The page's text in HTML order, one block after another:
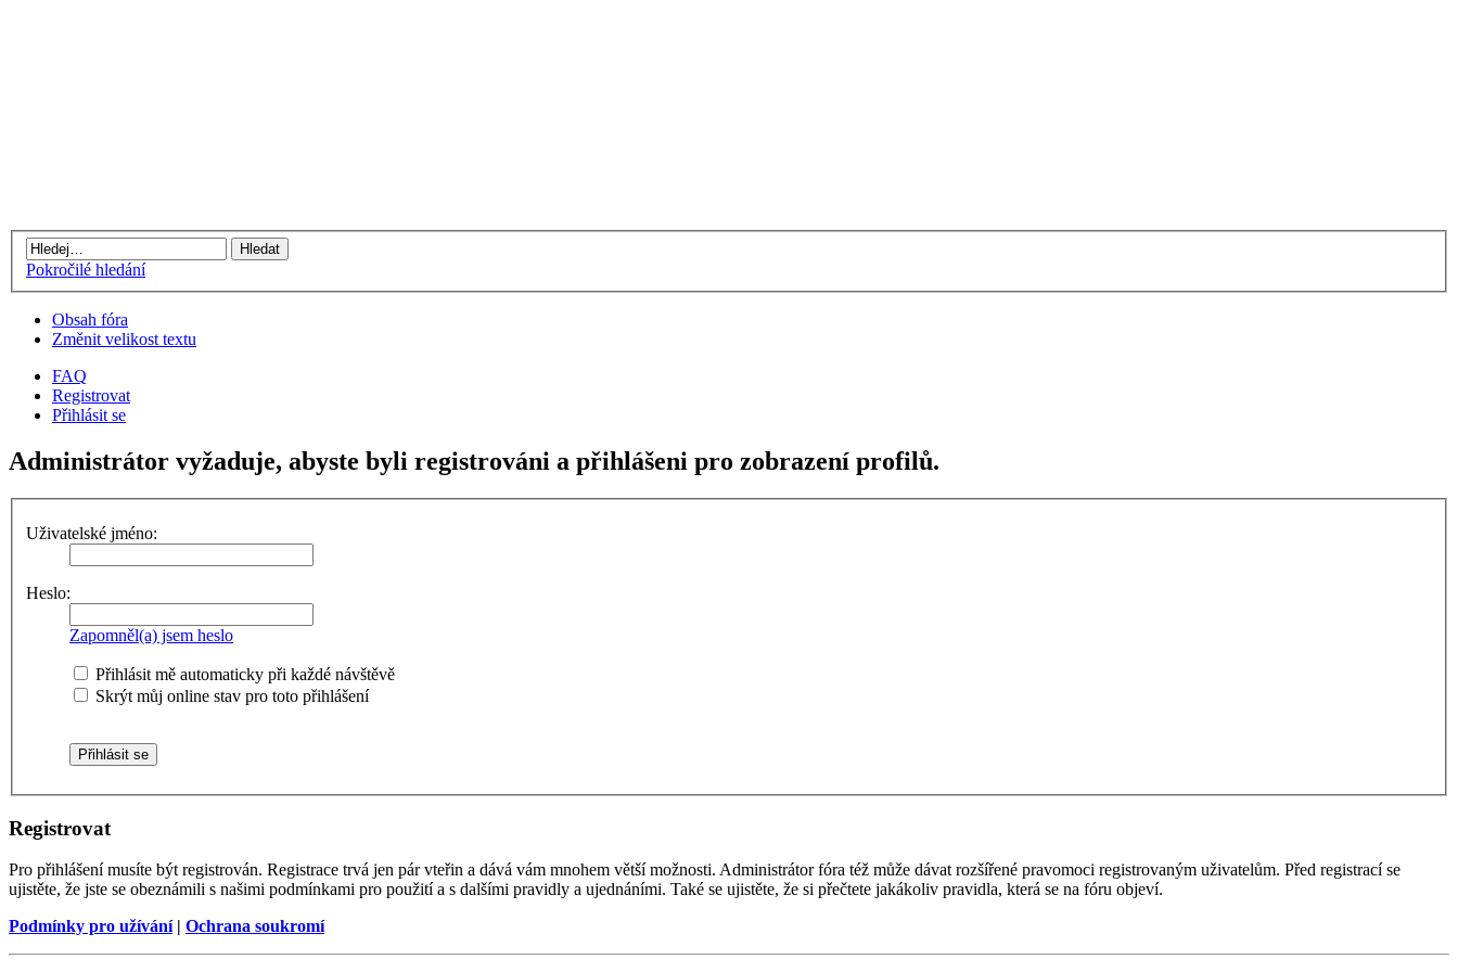
Pokročilé hledání
Obsah fóra
Změnit velikost textu
FAQ
Registrovat
Přihlásit se
Administrátor vyžaduje, abyste byli registrováni a přihlášeni pro zobrazení profilů.
Uživatelské jméno:
Heslo:
Zapomněl(a) jsem heslo
Přihlásit mě automaticky při každé návštěvě
Skrýt můj online stav pro toto přihlášení
Registrovat
Pro přihlášení musíte být registrován. Registrace trvá jen pár vteřin a dává vám mnohem větší možnosti. Administrátor fóra též může dávat rozšířené pravomoci registrovaným uživatelům. Před registrací se
ujistěte, že jste se obeznámili s našimi podmínkami pro použití a s dalšími pravidly a ujednáními. Také se ujistěte, že si přečtete jakákoliv pravidla, která se na fóru objeví.
Podmínky pro užívání| Ochrana soukromí